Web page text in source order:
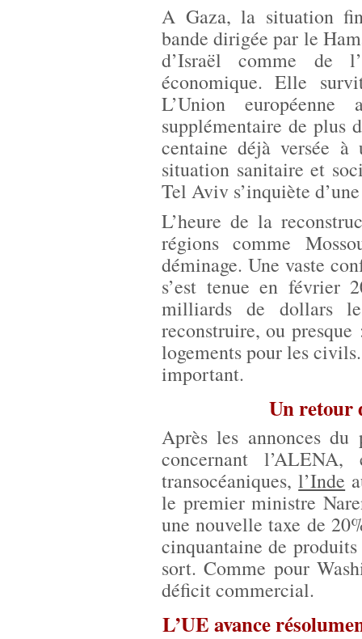
A Gaza, la situation
bande dirigée par le
d’Israël comme de
économique. Elle
L’Union
supplémentaire de plus
centaine déjà versée
situation sanitaire et
Tel Aviv s’inquiète
L’heure de la
régions comme
déminage. Une vaste
s’est tenue en février
milliards de dollars
reconstruire, ou
logements pour les
important.
Un retour
Après les annonces du
concernant
transocéaniques,l’Inde
le premier ministre
une nouvelle taxe de
cinquantaine de
sort. Comme pour
déficit commercial.
L’UE avance